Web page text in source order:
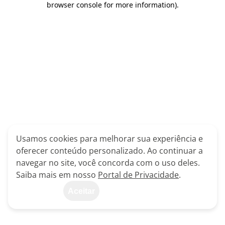
browser console for more information).
Usamos cookies para melhorar sua experiência e
oferecer conteúdo personalizado. Ao continuar a
navegar no site, você concorda com o uso deles.
Saiba mais em nosso Portal de Privacidade.